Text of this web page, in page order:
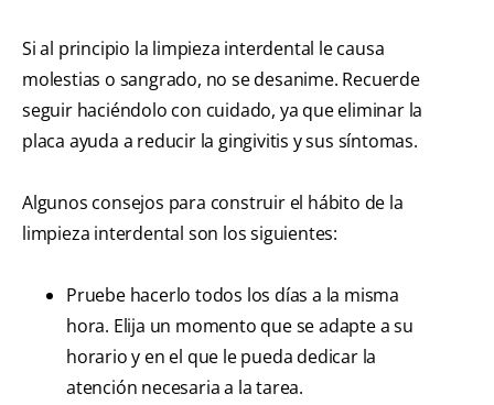
Si al principio la limpieza interdental le causa
molestias o sangrado, no se desanime. Recuerde
seguir haciéndolo con cuidado, ya que eliminar la
placa ayuda a reducir la gingivitis y sus síntomas.
Algunos consejos para construir el hábito de la
limpieza interdental son los siguientes:
Pruebe hacerlo todos los días a la misma
hora. Elija un momento que se adapte a su
horario y en el que le pueda dedicar la
atención necesaria a la tarea.